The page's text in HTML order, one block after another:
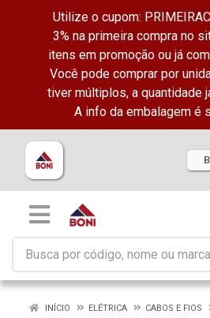
Utilize o cupom:
3% na primeira compra no
itens em promoção ou já
Você pode comprar por
tiver múltiplos, a quantidade
A info da embalagem é
INÍCIO ELÉTRICA
CABOS E FIOS